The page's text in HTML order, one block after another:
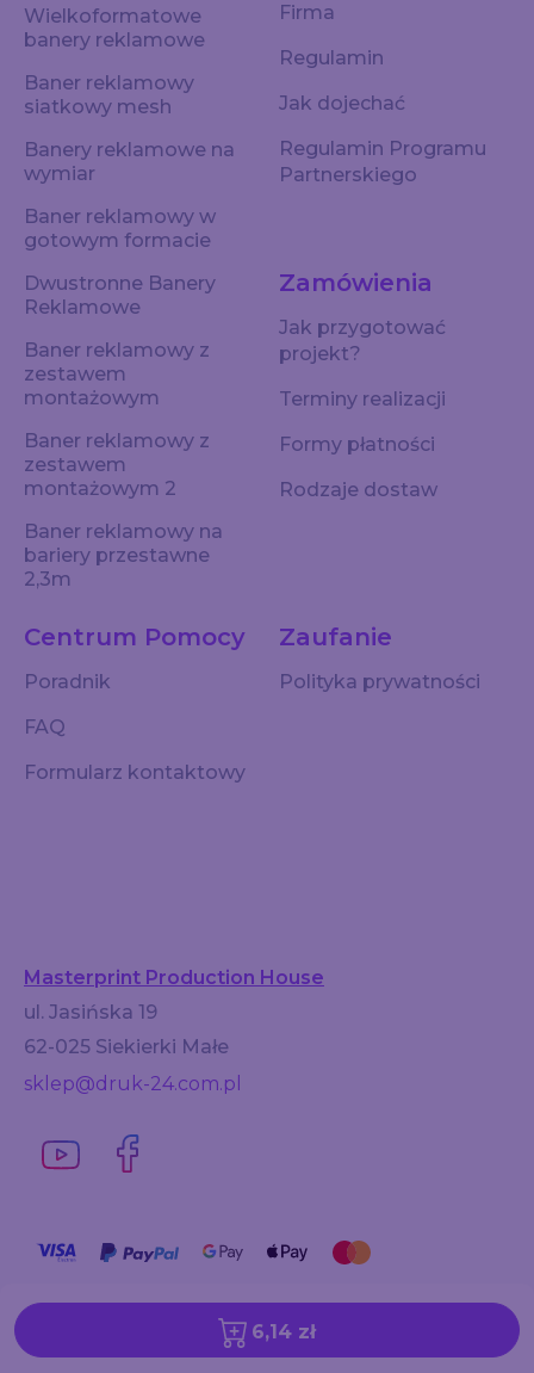
6,14 zł
Wielkoformatowe
banery reklamowe
Baner reklamowy
siatkowy mesh
Banery reklamowe na
wymiar
Baner reklamowy w
gotowym formacie
Dwustronne Banery
Reklamowe
Baner reklamowy z
zestawem
montażowym
Baner reklamowy z
zestawem
montażowym 2
Baner reklamowy na
bariery przestawne
2,3m
Firma
Regulamin
Jak dojechać
Regulamin Programu
Partnerskiego
Centrum Pomocy
Poradnik
FAQ
Formularz kontaktowy
Zaufanie
Polityka prywatności
Zamówienia
Jak przygotować
projekt?
Terminy realizacji
Formy płatności
Rodzaje dostaw
Masterprint Production House
ul. Jasińska 19
62-025 Siekierki Małe
sklep@druk-24.com.pl